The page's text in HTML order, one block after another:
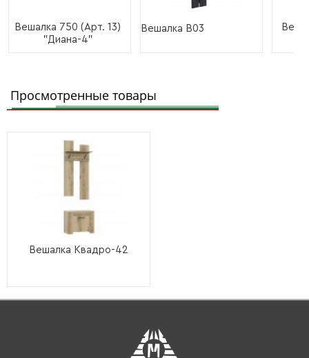
Вешалка 750 (Арт. 13)
"Диана-4"
Вешалка В03
Просмотренные товары
Вешалка Квадро-42